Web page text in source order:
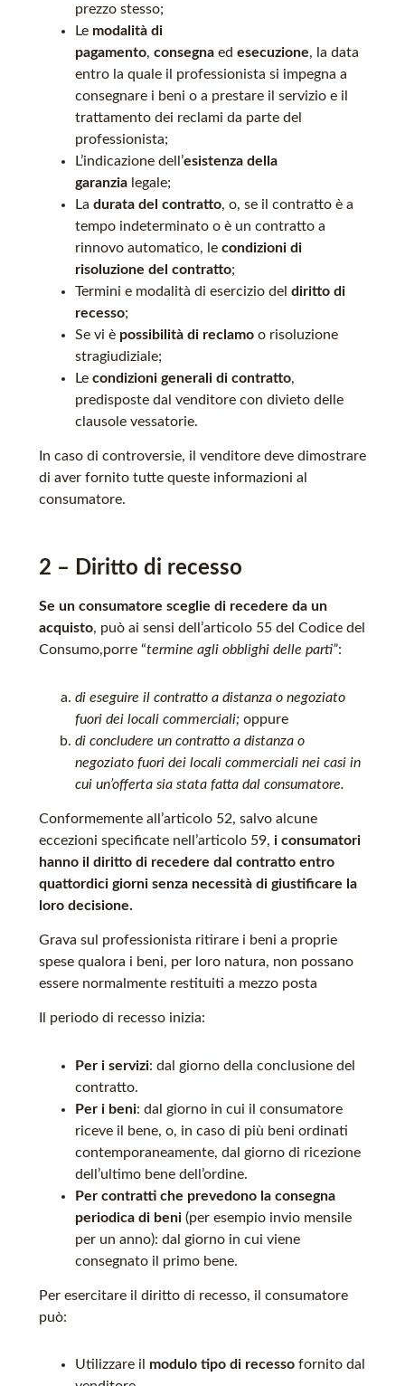
prezzo stesso;
Le modalità di
pagamento, consegnaed esecuzione, la data
entro la quale il professionista si impegna a
consegnare i beni o a prestare il servizio e il
trattamento dei reclami da parte del
professionista;
L’indicazione dell’esistenza della
garanzialegale;
La durata del contratto, o, se il contratto è a
tempo indeterminato o è un contratto a
rinnovo automatico, le condizioni di
risoluzione del contratto;
Termini e modalità di esercizio del diritto di
recesso;
Se vi è possibilità di reclamoo risoluzione
stragiudiziale;
Lecondizioni generali di contratto,
predisposte dal venditore con divieto delle
clausole vessatorie.
In caso di controversie, il venditore deve dimostrare
di aver fornito tutte queste informazioni al
consumatore.
2 – Diritto di recesso
Se un consumatore sceglie di recedere da un
acquisto, può ai sensi dell’articolo 55 del Codice del
Consumo,porre “termine agli obblighi delle parti”:
di eseguire il contratto a distanza o negoziato
fuori dei locali commerciali; oppure
di concludere un contratto a distanza o
negoziato fuori dei locali commerciali nei casi in
cui un’offerta sia stata fatta dal consumatore.
Conformemente all’articolo 52, salvo alcune
eccezioni specificate nell’articolo 59, i consumatori
hanno il diritto di recedere dal contratto entro
quattordici giorni senza necessità di giustificare la
loro decisione.
Grava sul professionista ritirare i beni a proprie
spese qualora i beni, per loro natura, non possano
essere normalmente restituiti a mezzo posta
Il periodo di recesso inizia:
Per i servizi: dal giorno della conclusione del
contratto.
Per i beni: dal giorno in cui il consumatore
riceve il bene, o, in caso di più beni ordinati
contemporaneamente, dal giorno di ricezione
dell’ultimo bene dell’ordine.
Per contratti che prevedono la consegna
periodica di beni (per esempio invio mensile
per un anno): dal giorno in cui viene
consegnato il primo bene.
Per esercitare il diritto di recesso, il consumatore
può:
Utilizzare il modulo tipo di recessofornito dal